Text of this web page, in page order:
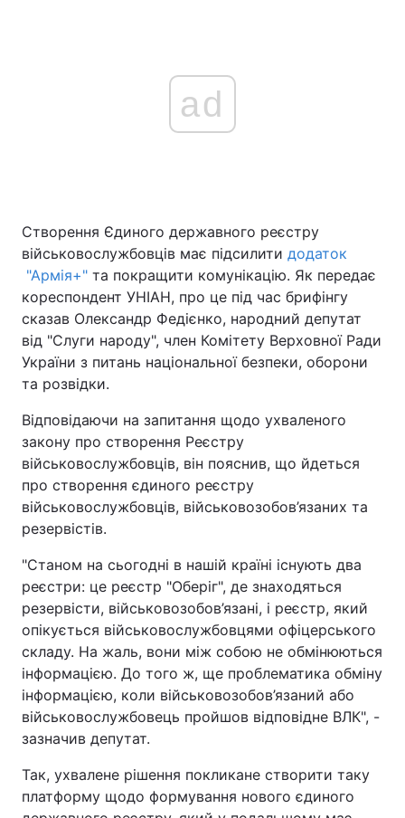
ad
Створення Єдиного державного реєстру
військовослужбовців має підсилити додаток
"Армія+" та покращити комунікацію. Як передає
кореспондент УНІАН, про це під час брифінгу
сказав Олександр Федієнко, народний депутат
від "Слуги народу", член Комітету Верховної Ради
України з питань національної безпеки, оборони
та розвідки.
Відповідаючи на запитання щодо ухваленого
закону про створення Реєстру
військовослужбовців, він пояснив, що йдеться
про створення єдиного реєстру
військовослужбовців, військовозобов’язаних та
резервістів.
"Станом на сьогодні в нашій країні існують два
реєстри: це реєстр "Оберіг", де знаходяться
резервісти, військовозобов’язані, і реєстр, який
опікується військовослужбовцями офіцерського
складу. На жаль, вони між собою не обмінюються
інформацією. До того ж, ще проблематика обміну
інформацією, коли військовозобов’язаний або
військовослужбовець пройшов відповідне ВЛК", -
зазначив депутат.
Так, ухвалене рішення покликане створити таку
платформу щодо формування нового єдиного